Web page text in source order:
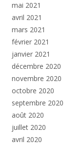
mai 2021
avril 2021
mars 2021
février 2021
janvier 2021
décembre 2020
novembre 2020
octobre 2020
septembre 2020
août 2020
juillet 2020
avril 2020